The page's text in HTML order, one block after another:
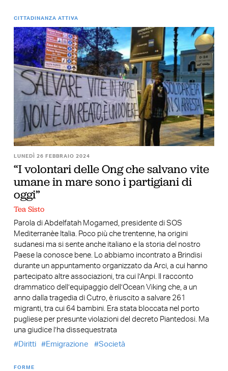
CITTADINANZA ATTIVA
LUNEDÌ 26 FEBBRAIO 2024
“I volontari delle Ong che salvano vite
umane in mare sono i partigiani di
oggi”
Tea Sisto
Parola di Abdelfatah Mogamed, presidente di SOS
Mediterranèe Italia. Poco più che trentenne, ha origini
sudanesi ma si sente anche italiano e la storia del nostro
Paese la conosce bene. Lo abbiamo incontrato a Brindisi
durante un appuntamento organizzato da Arci, a cui hanno
partecipato altre associazioni, tra cui l’Anpi. Il racconto
drammatico dell’equipaggio dell’Ocean Viking che, a un
anno dalla tragedia di Cutro, è riuscito a salvare 261
migranti, tra cui 64 bambini. Era stata bloccata nel porto
pugliese per presunte violazioni del decreto Piantedosi. Ma
una giudice l’ha dissequestrata
Diritti
Emigrazione Società
FORME